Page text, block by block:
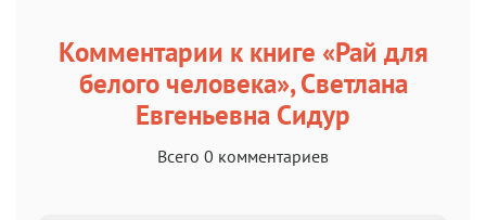
Комментарии к книге «Рай для
белого человека», Светлана
Евгеньевна Сидур
Всего 0 комментариев